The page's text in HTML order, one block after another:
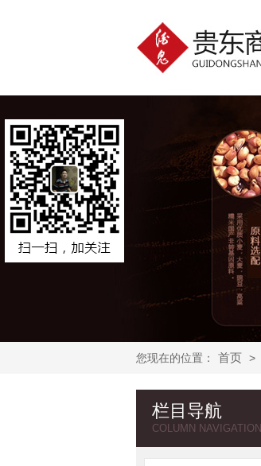
您现在的位置： 首页 >
栏目导航
COLUMN NAVIGATION